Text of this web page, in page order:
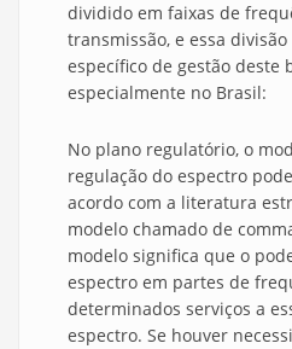
dividido em faixas de
transmissão, e essa
específico de gestão deste
especialmente no Brasil:
No plano regulatório, o
regulação do espectro
acordo com a literatura
modelo chamado de
modelo significa que o
espectro em partes de
determinados serviços a
espectro. Se houver